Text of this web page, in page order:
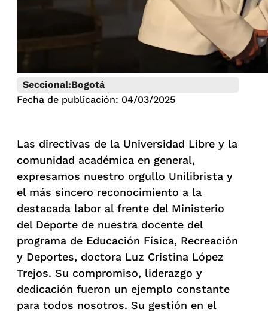
Seccional:Bogotá
Fecha de publicación: 04/03/2025
Las directivas de la Universidad Libre y la
comunidad académica en general,
expresamos nuestro orgullo Unilibrista y
el más sincero reconocimiento a la
destacada labor al frente del Ministerio
del Deporte de nuestra docente del
programa de Educación Física, Recreación
y Deportes, doctora Luz Cristina López
Trejos. Su compromiso, liderazgo y
dedicación fueron un ejemplo constante
para todos nosotros. Su gestión en el